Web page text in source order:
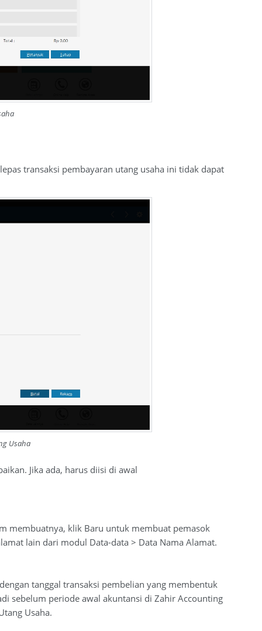
transaksi pembayaran utang usaha ini tidak dapat
Usaha
Jika ada, harus diisi di awal
membuatnya, klik Baru untuk membuat pemasok
lain dari modul Data-data > Data Nama Alamat.
tanggal transaksi pembelian yang membentuk
sebelum periode awal akuntansi di Zahir Accounting
Usaha.